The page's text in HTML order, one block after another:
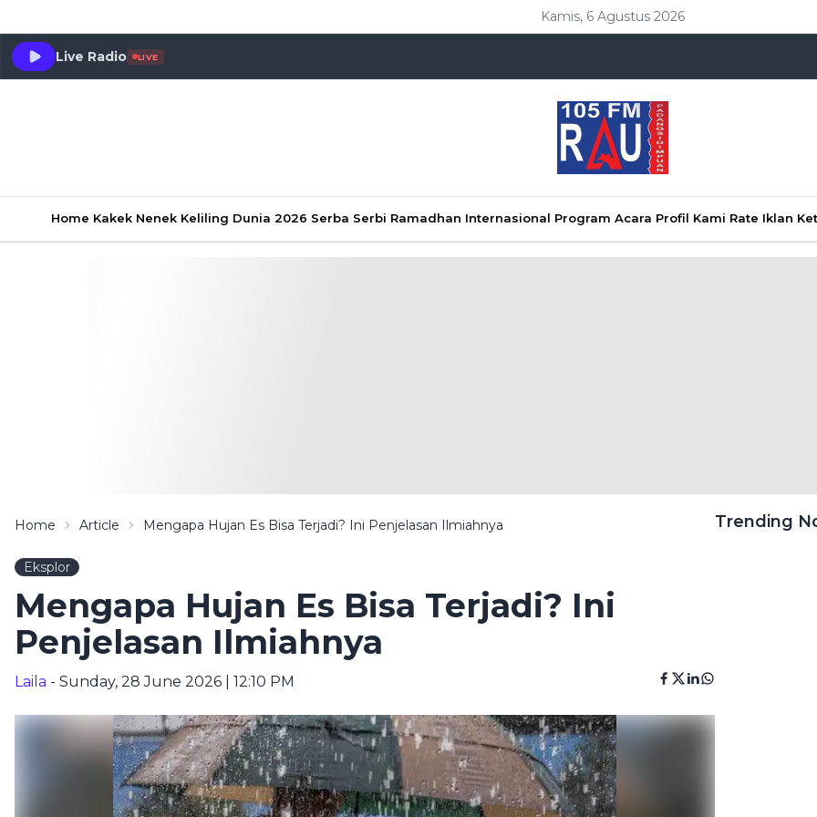
Kamis, 6 Agustus 2026
Live Radio LIVE
Home Kakek Nenek Keliling Dunia 2026 Serba Serbi Ramadhan Internasional Program Acara Profil Kami Rate Iklan
Home Article Mengapa Hujan Es Bisa Terjadi? Ini Penjelasan Ilmiahnya
Eksplor
Mengapa Hujan Es Bisa Terjadi? Ini
Penjelasan Ilmiahnya
Laila - Sunday, 28 June 2026 | 12:10 PM
Trending